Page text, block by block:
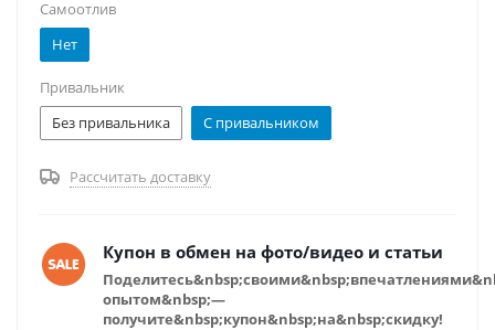
Самоотлив
Нет
Привальник
Без привальника
С привальником
Рассчитать доставку
Купон в обмен на фото/видео и статьи
опытом&nbsp;—
получите&nbsp;купон&nbsp;на&nbsp;скидку!